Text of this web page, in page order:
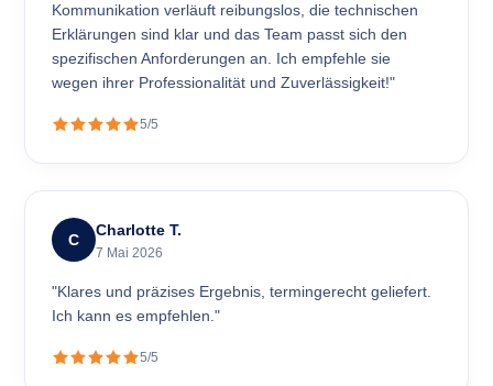
Kommunikation verläuft reibungslos, die technischen
Erklärungen sind klar und das Team passt sich den
spezifischen Anforderungen an. Ich empfehle sie
wegen ihrer Professionalität und Zuverlässigkeit!"
5/5
C
Charlotte T.
7 Mai 2026
"Klares und präzises Ergebnis, termingerecht geliefert.
Ich kann es empfehlen."
5/5